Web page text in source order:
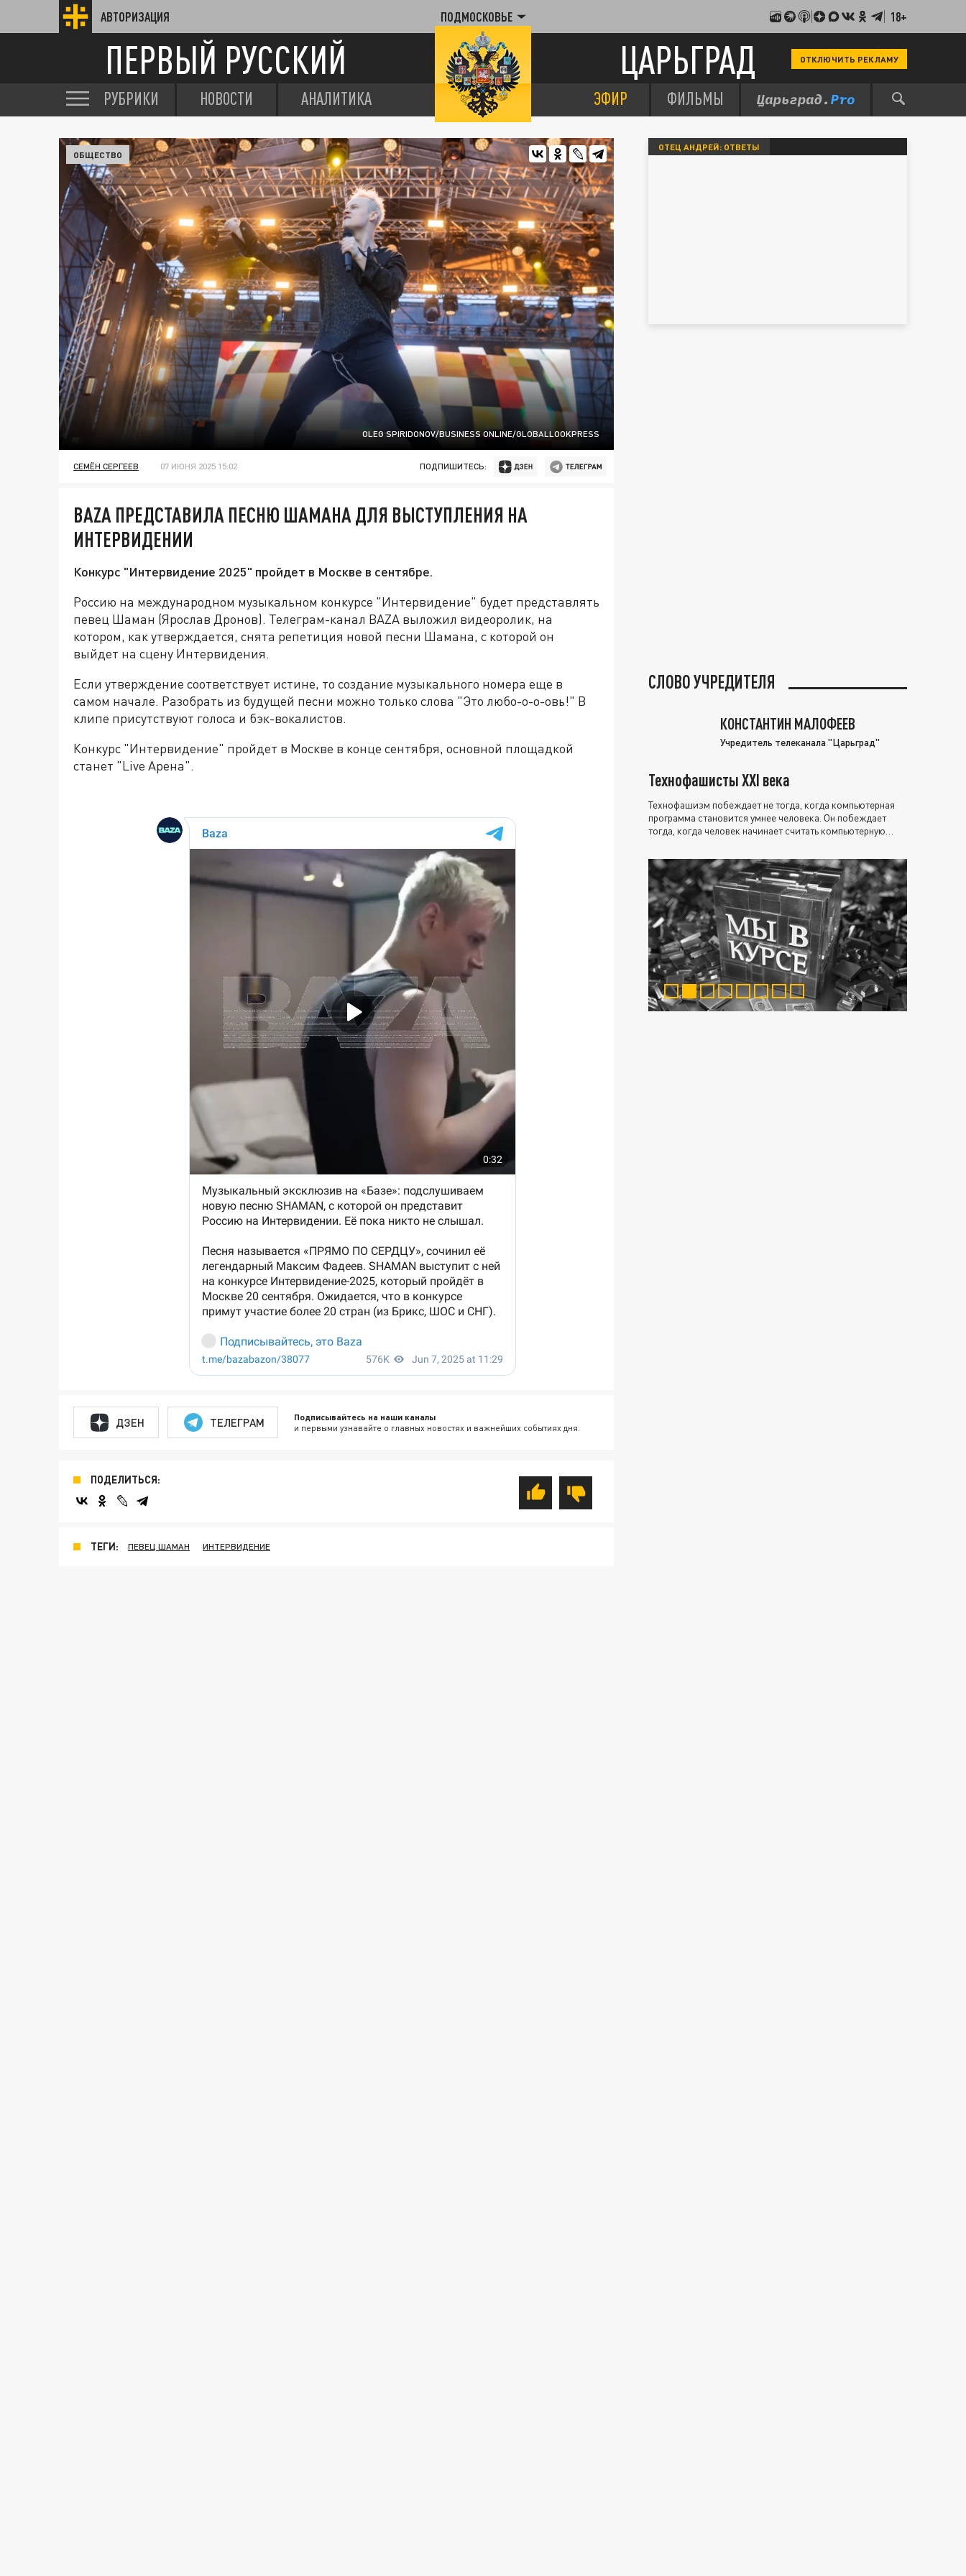
АВТОРИЗАЦИЯ ПОДМОСКОВЬЕ 18+
ПЕРВЫЙ РУССКИЙ ЦАРЬГРАД ОТКЛЮЧИТЬ РЕКЛАМУ
РУБРИКИ НОВОСТИ АНАЛИТИКА ЭФИР ФИЛЬМЫ
OLEG SPIRIDONOV/BUSINESS ONLINE/GLOBALLOOKPRESS
ОБЩЕСТВО
СЕМЁН СЕРГЕЕВ 07 ИЮНЯ 2025 15:02 ПОДПИШИТЕСЬ:
BAZA ПРЕДСТАВИЛА ПЕСНЮ ШАМАНА ДЛЯ ВЫСТУПЛЕНИЯ НА
ИНТЕРВИДЕНИИ
Конкурс "Интервидение 2025" пройдет в Москве в сентябре.
Россию на международном музыкальном конкурсе "Интервидение" будет представлять
певец Шаман (Ярослав Дронов). Телеграм-канал BAZA выложил видеоролик, на
котором, как утверждается, снята репетиция новой песни Шамана, с которой он
выйдет на сцену Интервидения.
Если утверждение соответствует истине, то создание музыкального номера еще в
самом начале. Разобрать из будущей песни можно только слова "Это любо-о-о-овь!" В
клипе присутствуют голоса и бэк-вокалистов.
Конкурс "Интервидение" пройдет в Москве в конце сентября, основной площадкой
станет "Live Арена".
ДЗЕН ТЕЛЕГРАМ Подписывайтесь на наши каналы
и первыми узнавайте о главных новостях и важнейших событиях дня.
ПОДЕЛИТЬСЯ:
ТЕГИ: ПЕВЕЦ ШАМАН ИНТЕРВИДЕНИЕ
ОТЕЦ АНДРЕЙ: ОТВЕТЫ
СЛОВО УЧРЕДИТЕЛЯ
КОНСТАНТИН МАЛОФЕЕВ
Учредитель телеканала "Царьград"
Технофашисты XXI века
Технофашизм побеждает не тогда, когда компьютерная
программа становится умнее человека. Он побеждает
тогда, когда человек начинает считать компьютерную